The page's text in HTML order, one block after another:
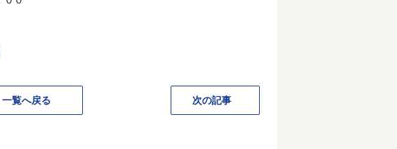
一覧へ戻る 次の記事